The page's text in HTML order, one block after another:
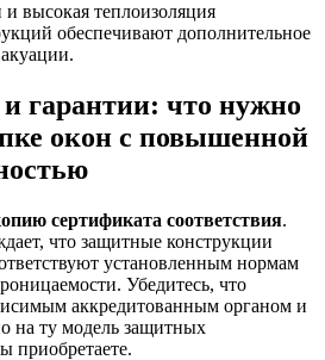
высокая теплоизоляция
обеспечивают дополнительное
гарантии: что нужно
окон с повышенной
сертификата соответствия.
что защитные конструкции
установленным нормам
Убедитесь, что
аккредитованным органом и
на ту модель защитных
приобретаете.